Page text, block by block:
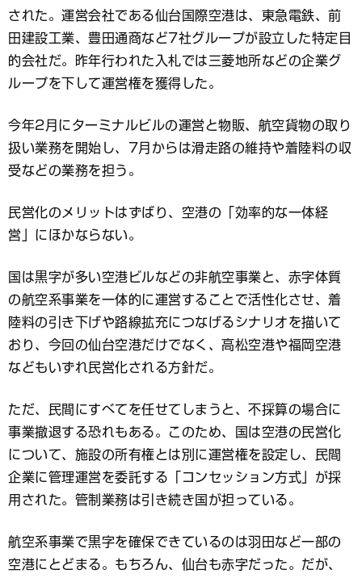
された。運営会社である仙台国際空港は、東急電鉄、前
田建設工業、豊田通商など7社グループが設立した特定目
的会社だ。昨年行われた入札では三菱地所などの企業グ
ループを下して運営権を獲得した。
今年2月にターミナルビルの運営と物販、航空貨物の取り
扱い業務を開始し、7月からは滑走路の維持や着陸料の収
受などの業務を担う。
民営化のメリットはずばり、空港の「効率的な一体経
営」にほかならない。
国は黒字が多い空港ビルなどの非航空事業と、赤字体質
の航空系事業を一体的に運営することで活性化させ、着
陸料の引き下げや路線拡充につなげるシナリオを描いて
おり、今回の仙台空港だけでなく、高松空港や福岡空港
などもいずれ民営化される方針だ。
ただ、民間にすべてを任せてしまうと、不採算の場合に
事業撤退する恐れもある。このため、国は空港の民営化
について、施設の所有権とは別に運営権を設定し、民間
企業に管理運営を委託する「コンセッション方式」が採
用された。管制業務は引き続き国が担っている。
航空系事業で黒字を確保できているのは羽田など一部の
空港にとどまる。もちろん、仙台も赤字だった。だが、